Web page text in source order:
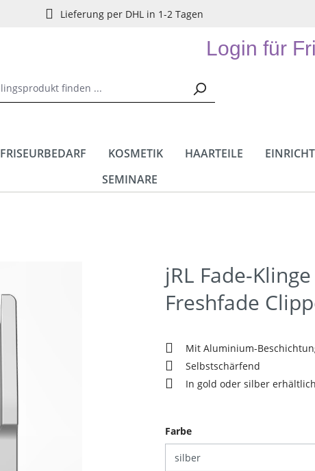
Lieferung per DHL in 1-2 Tagen
Login für
FRISEURBEDARF KOSMETIK HAARTEILE
SEMINARE
jRL Fade-
Freshfade
Mit Aluminium-
Selbstschärfend
In gold oder silber erhältlich
Farbeauswählen